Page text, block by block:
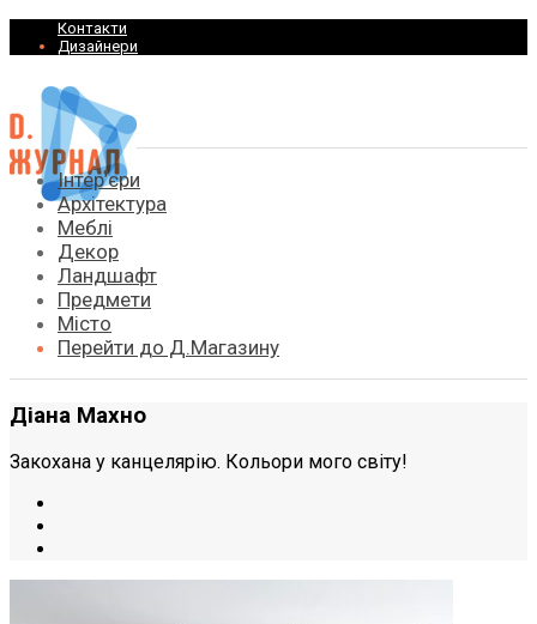
Контакти
Дизайнери
Інтер’єри
Архітектура
Меблі
Декор
Ландшафт
Предмети
Місто
Перейти до Д.Магазину
Діана Махно
Закохана у канцелярію. Кольори мого світу!